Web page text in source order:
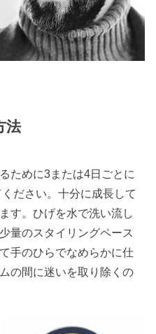
法
ために3または4日ごとに
ださい。十分に成長して
す。ひげを水で洗い流し
量のスタイリングペース
手のひらでなめらかに仕
の間に迷いを取り除くの